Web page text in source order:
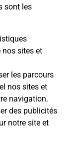
sont les
nos sites et
les parcours
nos sites et
navigation.
des publicités
notre site et